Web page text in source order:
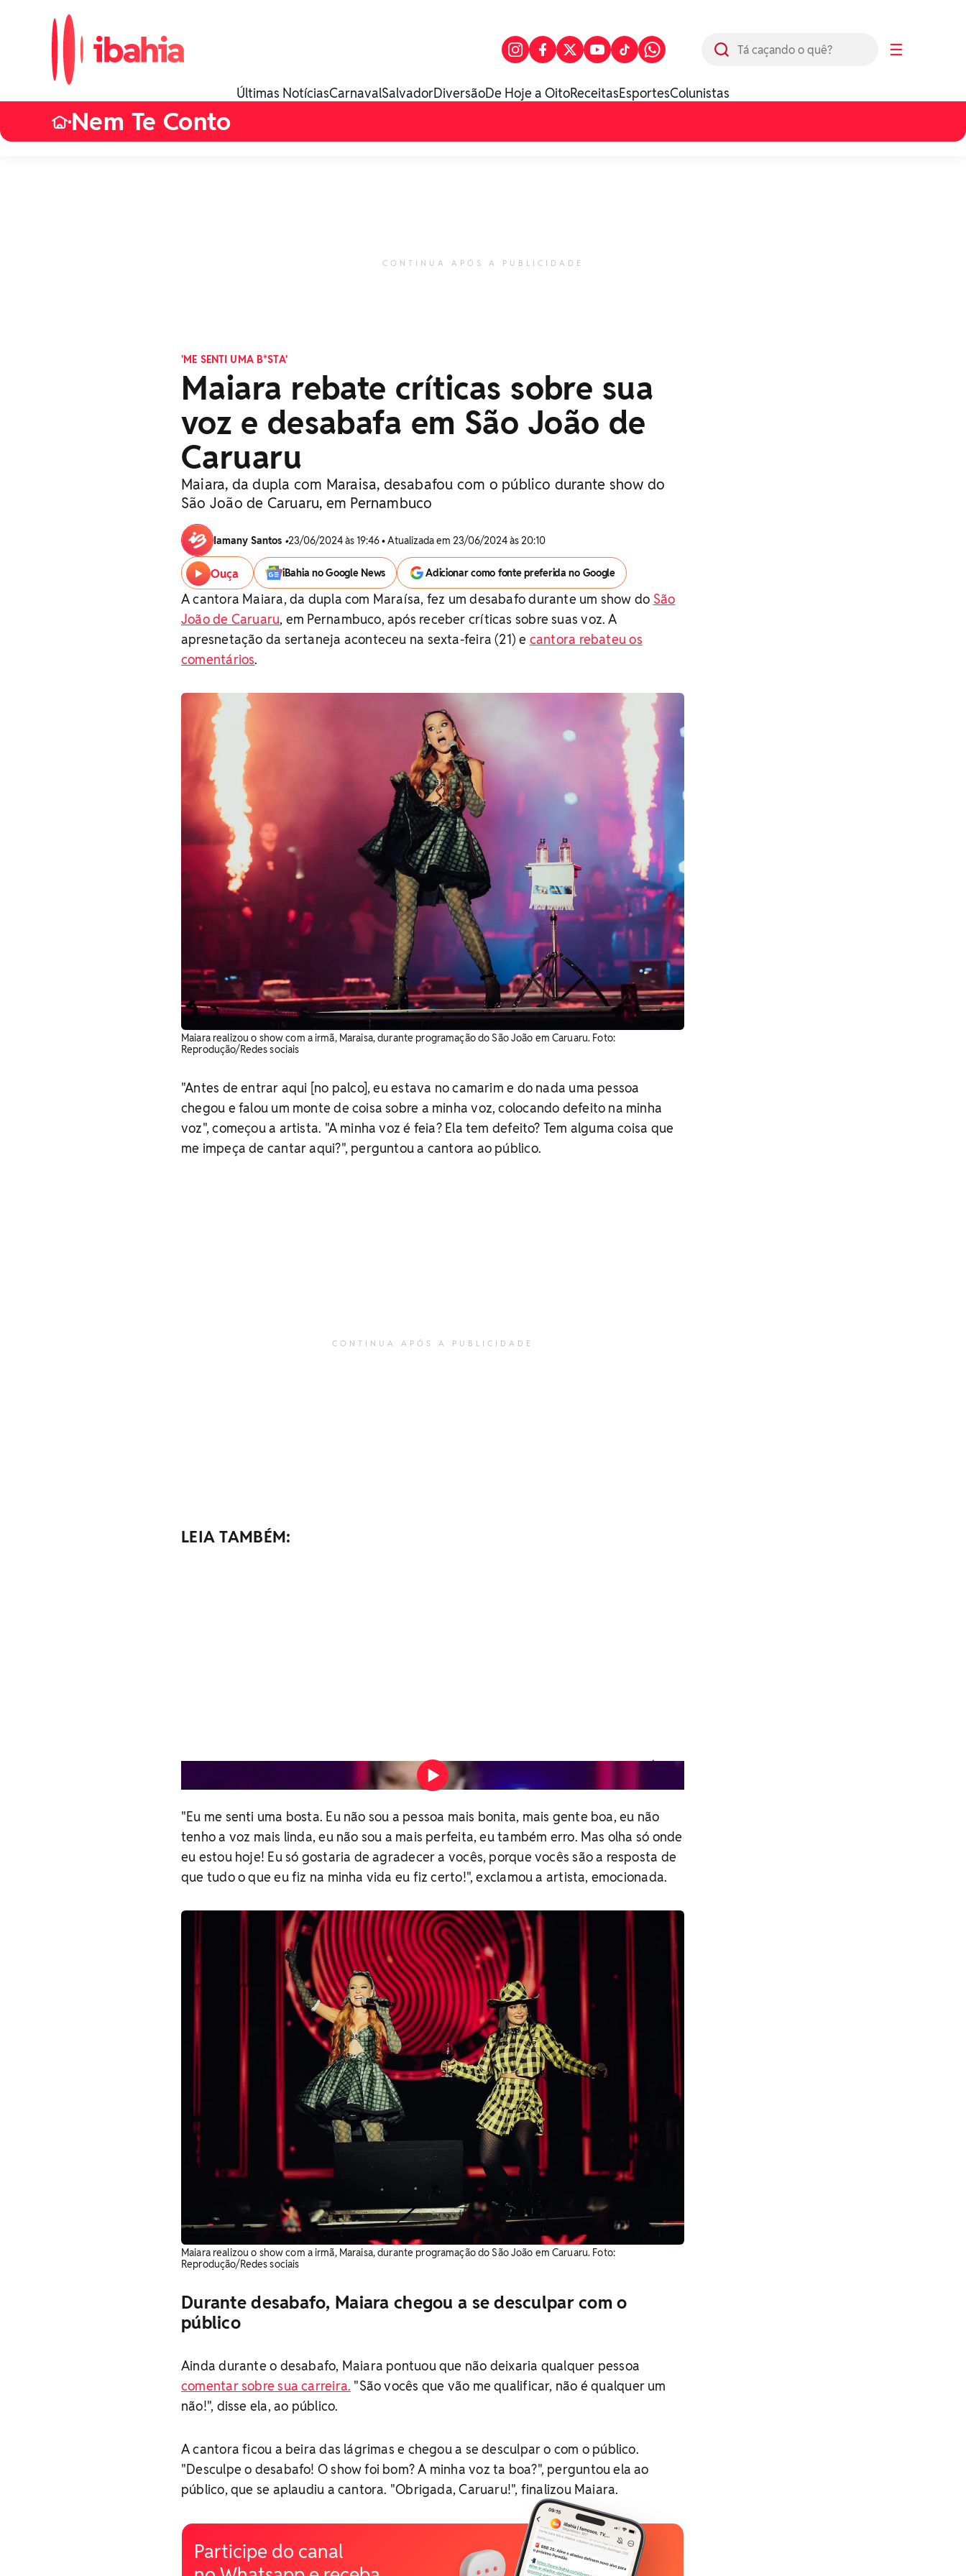
☰
Últimas NotíciasCarnavalSalvadorDiversãoDe Hoje a OitoReceitasEsportesColunistas
•Nem Te Conto
CONTINUA APÓS A PUBLICIDADE
'ME SENTI UMA B*STA'
Maiara rebate críticas sobre sua
voz e desabafa em São João de
Caruaru
Maiara, da dupla com Maraisa, desabafou com o público durante show do
São João de Caruaru, em Pernambuco
Iamany Santos •23/06/2024 às 19:46 • Atualizada em 23/06/2024 às 20:10
Ouça iBahia no Google News Adicionar como fonte preferida no Google
A cantora Maiara, da dupla com Maraísa, fez um desabafo durante um show do São
João de Caruaru, em Pernambuco, após receber críticas sobre suas voz. A
apresnetação da sertaneja aconteceu na sexta-feira (21) e cantora rebateu os
comentários.
Maiara realizou o show com a irmã, Maraisa, durante programação do São João em Caruaru. Foto:
Reprodução/Redes sociais
"Antes de entrar aqui [no palco], eu estava no camarim e do nada uma pessoa
chegou e falou um monte de coisa sobre a minha voz, colocando defeito na minha
voz", começou a artista. "A minha voz é feia? Ela tem defeito? Tem alguma coisa que
me impeça de cantar aqui?", perguntou a cantora ao público.
CONTINUA APÓS A PUBLICIDADE
LEIA TAMBÉM:
Maiara rebate críticas sobre sua voz e desabafa em São João de Caruaru Vídeo: Reprodução/
"Eu me senti uma bosta. Eu não sou a pessoa mais bonita, mais gente boa, eu não
tenho a voz mais linda, eu não sou a mais perfeita, eu também erro. Mas olha só onde
eu estou hoje! Eu só gostaria de agradecer a vocês, porque vocês são a resposta de
que tudo o que eu fiz na minha vida eu fiz certo!", exclamou a artista, emocionada.
Maiara realizou o show com a irmã, Maraisa, durante programação do São João em Caruaru. Foto:
Reprodução/Redes sociais
Durante desabafo, Maiara chegou a se desculpar com o
público
Ainda durante o desabafo, Maiara pontuou que não deixaria qualquer pessoa
comentar sobre sua carreira. "São vocês que vão me qualificar, não é qualquer um
não!", disse ela, ao público.
A cantora ficou a beira das lágrimas e chegou a se desculpar o com o público.
"Desculpe o desabafo! O show foi bom? A minha voz ta boa?", perguntou ela ao
público, que se aplaudiu a cantora. "Obrigada, Caruaru!", finalizou Maiara.
Participe do canal